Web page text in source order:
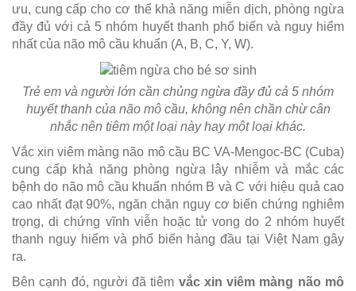
ưu, cung cấp cho cơ thể khả năng miễn dịch, phòng ngừa
đầy đủ với cả 5 nhóm huyết thanh phổ biến và nguy hiểm
nhất của não mô cầu khuẩn (A, B, C, Y, W).
Trẻ em và người lớn cần chủng ngừa đầy đủ cả 5 nhóm
huyết thanh của não mô cầu, không nên chần chừ cân
nhắc nên tiêm một loại này hay một loại khác.
Vắc xin viêm màng não mô cầu BC VA-Mengoc-BC (Cuba)
cung cấp khả năng phòng ngừa lây nhiễm và mắc các
bệnh do não mô cầu khuẩn nhóm B và C với hiệu quả cao
cao nhất đạt 90%, ngăn chặn nguy cơ biến chứng nghiêm
trọng, di chứng vĩnh viễn hoặc tử vong do 2 nhóm huyết
thanh nguy hiểm và phổ biến hàng đầu tại Việt Nam gây
ra.
Bên cạnh đó, người đã tiêm vắc xin viêm màng não mô